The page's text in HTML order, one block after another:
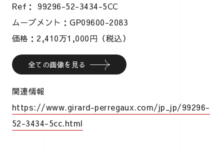
Ref： 99296-52-3434-5CC
ムーブメント：GP09600-2083
価格：2,410万1,000円（税込）
全ての画像を見る
関連情報
https://www.girard-perregaux.com/jp_jp/99296-
52-3434-5cc.html